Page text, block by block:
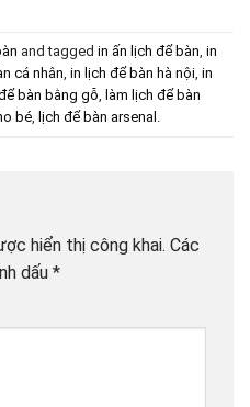
and tagged in ấn lịch để bàn in
cá nhân in lịch để bàn hà nội in
bàn bằng gỗ làm lịch để bàn
bé lịch để bàn arsenal
hiển thị công khai. Các
dấu *